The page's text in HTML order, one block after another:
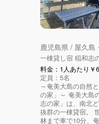
鹿児島県 / 屋久島
一棟貸し宿 稲和志
料金：1人あたり￥
定員：5名
～奄美大島の自然
の家」～ 奄美大島
志の家」は、南北
抜群の一棟貸宿。
林まで車で10分、